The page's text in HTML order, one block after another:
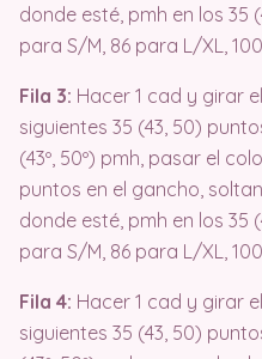
donde esté, pmh en los 35
para S/M, 86 para L/XL,
Fila 3: Hacer 1 cad y girar
siguientes 35 (43, 50)
(43º, 50º) pmh, pasar el
puntos en el gancho,
donde esté, pmh en los 35
para S/M, 86 para L/XL,
Fila 4: Hacer 1 cad y girar
siguientes 35 (43, 50)